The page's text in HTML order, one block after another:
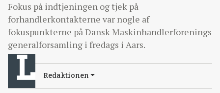
Fokus på indtjeningen og tjek på
forhandlerkontakterne var nogle af
fokuspunkterne på Dansk Maskinhandlerforenings
generalforsamling i fredags i Aars.
Redaktionen